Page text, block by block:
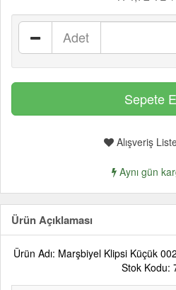
Adet
Alışveriş
Aynı gün
Ürün Açıklaması
Ürün Adı: Marşbiyel Klipsi Küçük
Stok Kodu: